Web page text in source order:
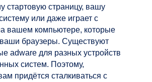
стартовую страницу, вашу
или даже играет с
вашем компьютере, которые
браузеры. Существуют
adware для разных устройств
систем. Поэтому,
придётся сталкиваться с